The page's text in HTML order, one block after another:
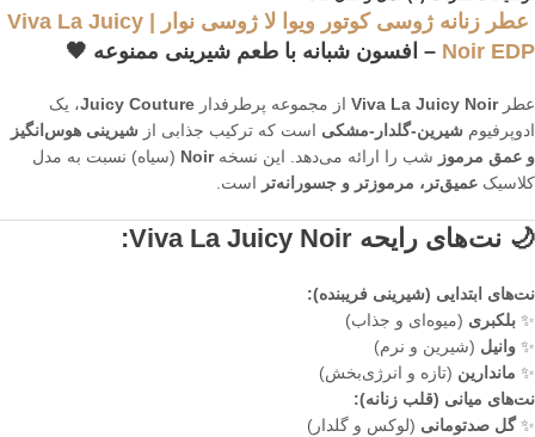
عطر زنانه ژوسی کوتور ویوا لا ژوسی نوار | Viva La Juicy
Noir EDP – افسون شبانه با طعم شیرینی ممنوعه 🖤
عطرViva La Juicy Noir از مجموعه پرطرفدار Juicy Couture، یک
ادوپرفیوم شیرین-گلدار-مشکی است که ترکیب جذابی از شیرینی هوس‌انگیز
و عمق مرموز شب را ارائه می‌دهد. این نسخهNoir (سیاه) نسبت به مدل
کلاسیک عمیق‌تر، مرموزتر و جسورانه‌تر است.
🌙 نت‌های رایحه Viva La Juicy Noir:
نت‌های ابتدایی (شیرینی فریبنده):
✨ بلکبری (میوه‌ای و جذاب)
✨ وانیل (شیرین و نرم)
✨ ماندارین (تازه و انرژی‌بخش)
نت‌های میانی (قلب زنانه):
✨گل صدتومانی (لوکس و گلدار)